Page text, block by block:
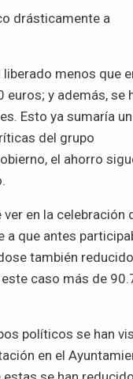
drásticamente a
menos que
y además, se
Esto ya sumaría un
del grupo
el ahorro
en la celebración
que antes
también
caso más de
políticos se han
en el